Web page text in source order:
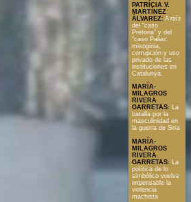
PATRÍCIA V.
MARTÍNEZ
ÀLVAREZ: A raíz
del “caso
Pretoria” y del
“caso Palau:
misoginia,
corrupción y uso
privado de las
instituciones en
Catalunya.
MARÍA-
MILAGROS
RIVERA
GARRETAS: La
batalla por la
masculinidad en
la guerra de Siria
MARÍA-
MILAGROS
RIVERA
GARRETAS:
La
política de lo
simbólico vuelve
impensable la
violencia
machista